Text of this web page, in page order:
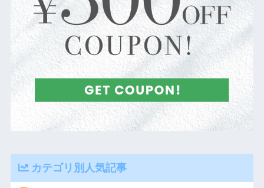
カテゴリ別人気記事